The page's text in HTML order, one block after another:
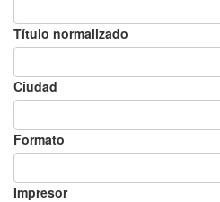
Título normalizado
Ciudad
Formato
Impresor